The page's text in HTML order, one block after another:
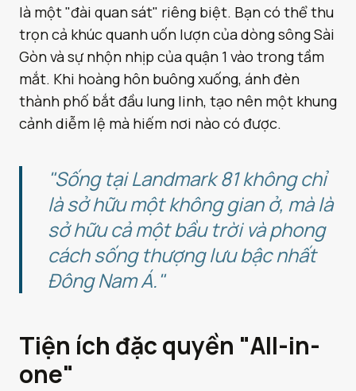
là một "đài quan sát" riêng biệt. Bạn có thể thu
trọn cả khúc quanh uốn lượn của dòng sông Sài
Gòn và sự nhộn nhịp của quận 1 vào trong tầm
mắt. Khi hoàng hôn buông xuống, ánh đèn
thành phố bắt đầu lung linh, tạo nên một khung
cảnh diễm lệ mà hiếm nơi nào có được.
"Sống tại Landmark 81 không chỉ
là sở hữu một không gian ở, mà là
sở hữu cả một bầu trời và phong
cách sống thượng lưu bậc nhất
Đông Nam Á."
Tiện ích đặc quyền "All-in-
one"